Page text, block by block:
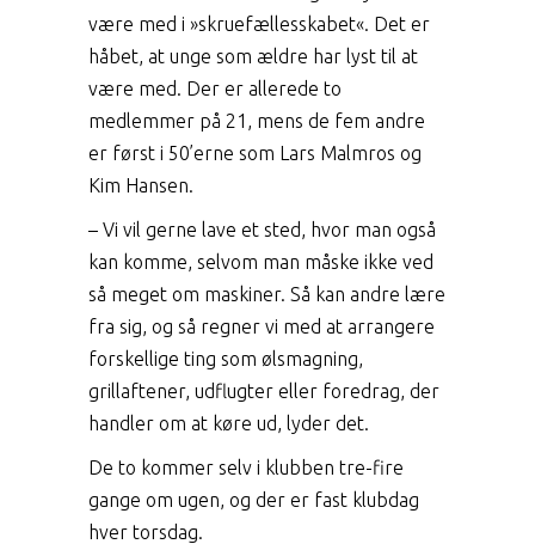
være med i »skruefællesskabet«. Det er
håbet, at unge som ældre har lyst til at
være med. Der er allerede to
medlemmer på 21, mens de fem andre
er først i 50’erne som Lars Malmros og
Kim Hansen.
– Vi vil gerne lave et sted, hvor man også
kan komme, selvom man måske ikke ved
så meget om maskiner. Så kan andre lære
fra sig, og så regner vi med at arrangere
forskellige ting som ølsmagning,
grillaftener, udflugter eller foredrag, der
handler om at køre ud, lyder det.
De to kommer selv i klubben tre-fire
gange om ugen, og der er fast klubdag
hver torsdag.